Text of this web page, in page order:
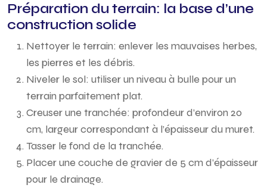
Préparation du terrain: la base d’une
construction solide
Nettoyer le terrain: enlever les mauvaises herbes,
les pierres et les débris.
Niveler le sol: utiliser un niveau à bulle pour un
terrain parfaitement plat.
Creuser une tranchée: profondeur d’environ 20
cm, largeur correspondant à l’épaisseur du muret.
Tasser le fond de la tranchée.
Placer une couche de gravier de 5 cm d’épaisseur
pour le drainage.